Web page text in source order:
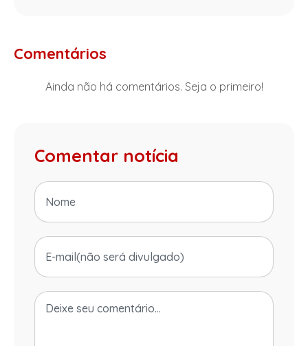
Comentários
Ainda não há comentários. Seja o primeiro!
Comentar notícia